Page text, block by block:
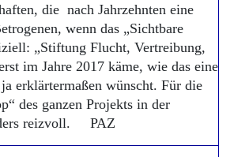
die nach Jahrzehnten eine
wenn das „Sichtbare
„Stiftung Flucht, Vertreibung,
im Jahre 2017 käme, wie das eine
erklärtermaßen wünscht. Für die
des ganzen Projekts in der
reizvoll. PAZ